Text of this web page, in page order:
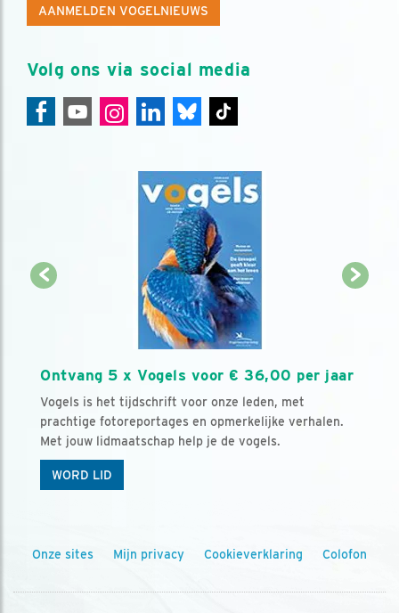
AANMELDEN VOGELNIEUWS
Volg ons via social media
Ontvang 5 x Vogels voor € 36,00 per jaar
Vogels is het tijdschrift voor onze leden, met
prachtige fotoreportages en opmerkelijke verhalen.
Met jouw lidmaatschap help je de vogels.
WORD LID
Onze sites Mijn privacy Cookieverklaring Colofon